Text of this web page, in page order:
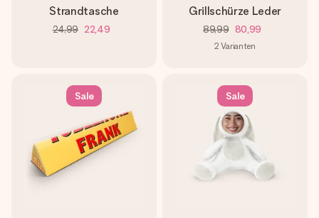
Strandtasche
24,99 22,49
Grillschürze Leder
89,99 80,99
2 Varianten
Sale Sale